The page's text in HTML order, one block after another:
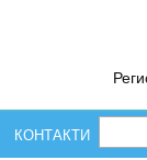
КОНТАКТИ